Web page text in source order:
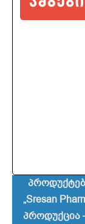
„Sresan
პროდუქცია